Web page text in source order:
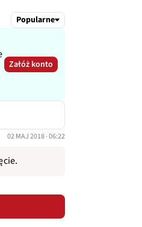
Popularne
Załóż konto
02 MAJ 2018 · 06:22